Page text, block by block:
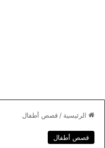
الرئيسية / قصص أطفال
قصص أطفال